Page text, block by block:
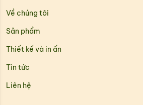
Về chúng tôi
Sản phẩm
Thiết kế và in ấn
Tin tức
Liên hệ